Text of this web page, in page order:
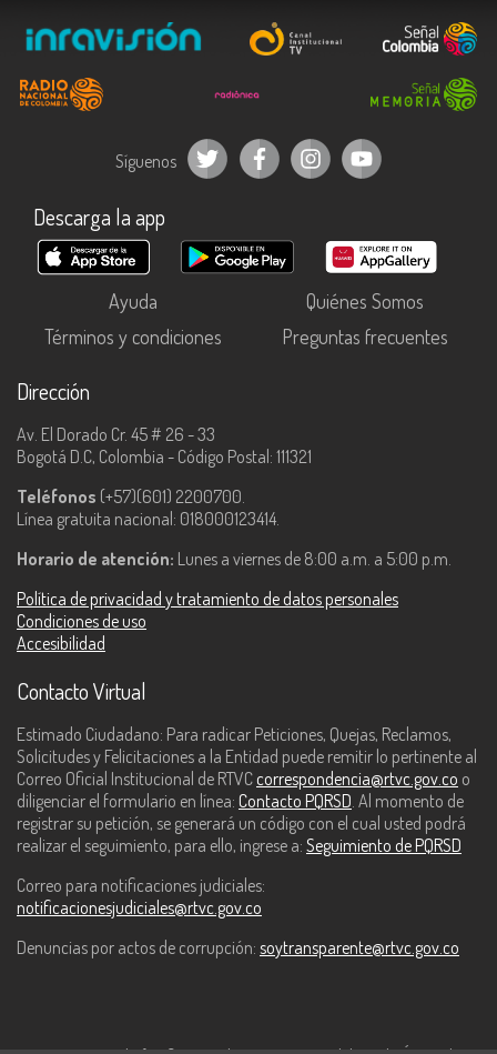
Síguenos
Descarga la app
Ayuda
Quiénes Somos
Términos y condiciones
Preguntas frecuentes
Dirección
Av. El Dorado Cr. 45 # 26 - 33
Bogotá D.C, Colombia - Código Postal: 111321
Teléfonos (+57)(601) 2200700.
Línea gratuita nacional: 018000123414.
Horario de atención: Lunes a viernes de 8:00 a.m. a 5:00 p.m.
Política de privacidad y tratamiento de datos personales
Condiciones de uso
Accesibilidad
Contacto Virtual
Estimado Ciudadano: Para radicar Peticiones, Quejas, Reclamos,
Solicitudes y Felicitaciones a la Entidad puede remitir lo pertinente al
Correo Oficial Institucional de RTVC correspondencia@rtvc.gov.co o
diligenciar el formulario en línea: Contacto PQRSD . Al momento de
registrar su petición, se generará un código con el cual usted podrá
realizar el seguimiento, para ello, ingrese a: Seguimiento de PQRSD
Correo para notificaciones judiciales:
notificacionesjudiciales@rtvc.gov.co
Denuncias por actos de corrupción: soytransparente@rtvc.gov.co